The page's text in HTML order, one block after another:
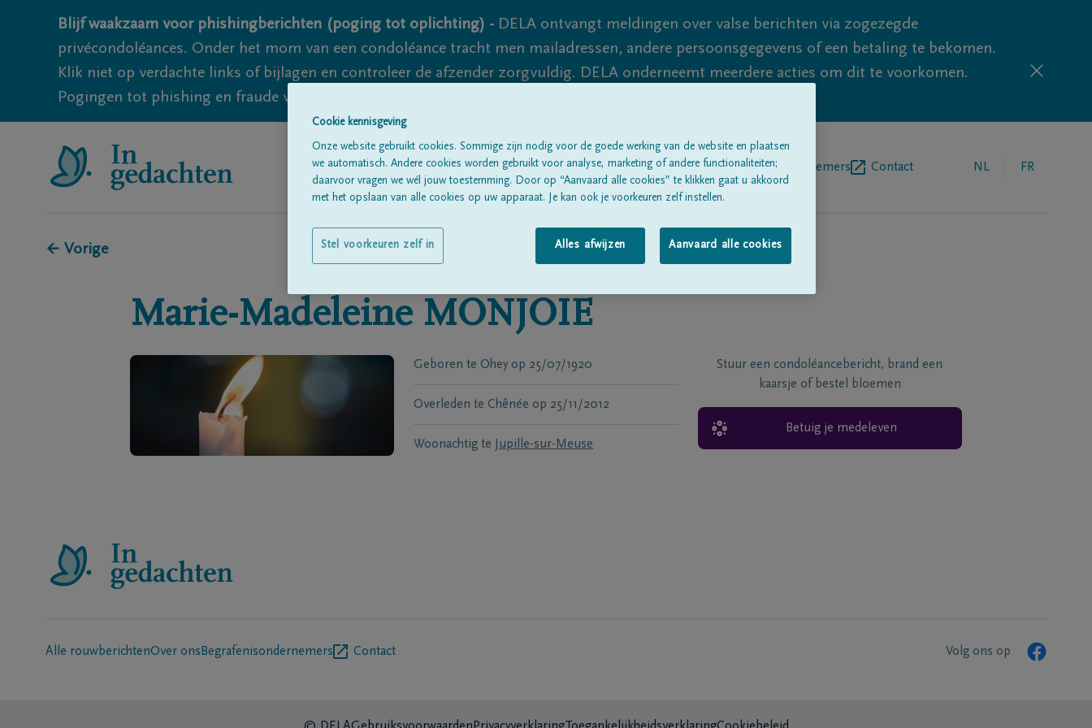
Blijf waakzaam voor phishingberichten (poging tot oplichting) - DELA ontvangt meldingen over valse berichten via zogezegde
privécondoléances. Onder het mom van een condoléance tracht men mailadressen, andere persoonsgegevens of een betaling te bekomen.
Klik niet op verdachte links of bijlagen en controleer de afzender zorgvuldig. DELA onderneemt meerdere acties om dit te voorkomen.
Pogingen tot phishing en fraude vallen echter nooit volledig uit te sluiten, dus blijf waakzaam.
Alle rouwberichten Over onsBegrafenisondernemers Contact NL FR
← Vorige
Marie-Madeleine MONJOIE
Geboren te Ohey op 25/07/1920
Overleden te Chênée op 25/11/2012
Woonachtig te Jupille-sur-Meuse
Stuur een condoléancebericht, brand een
kaarsje of bestel bloemen
Betuig je medeleven
Alle rouwberichtenOver ons Begrafenisondernemers Contact Volg ons op
Cookie kennisgeving
Onze website gebruikt cookies. Sommige zijn nodig voor de goede werking van de website en plaatsen
we automatisch. Andere cookies worden gebruikt voor analyse, marketing of andere functionaliteiten;
daarvoor vragen we wél jouw toestemming. Door op “Aanvaard alle cookies” te klikken gaat u akkoord
met het opslaan van alle cookies op uw apparaat. Je kan ook je voorkeuren zelf instellen.
Alles afwijzen Aanvaard alle cookies
Stel voorkeuren zelf in